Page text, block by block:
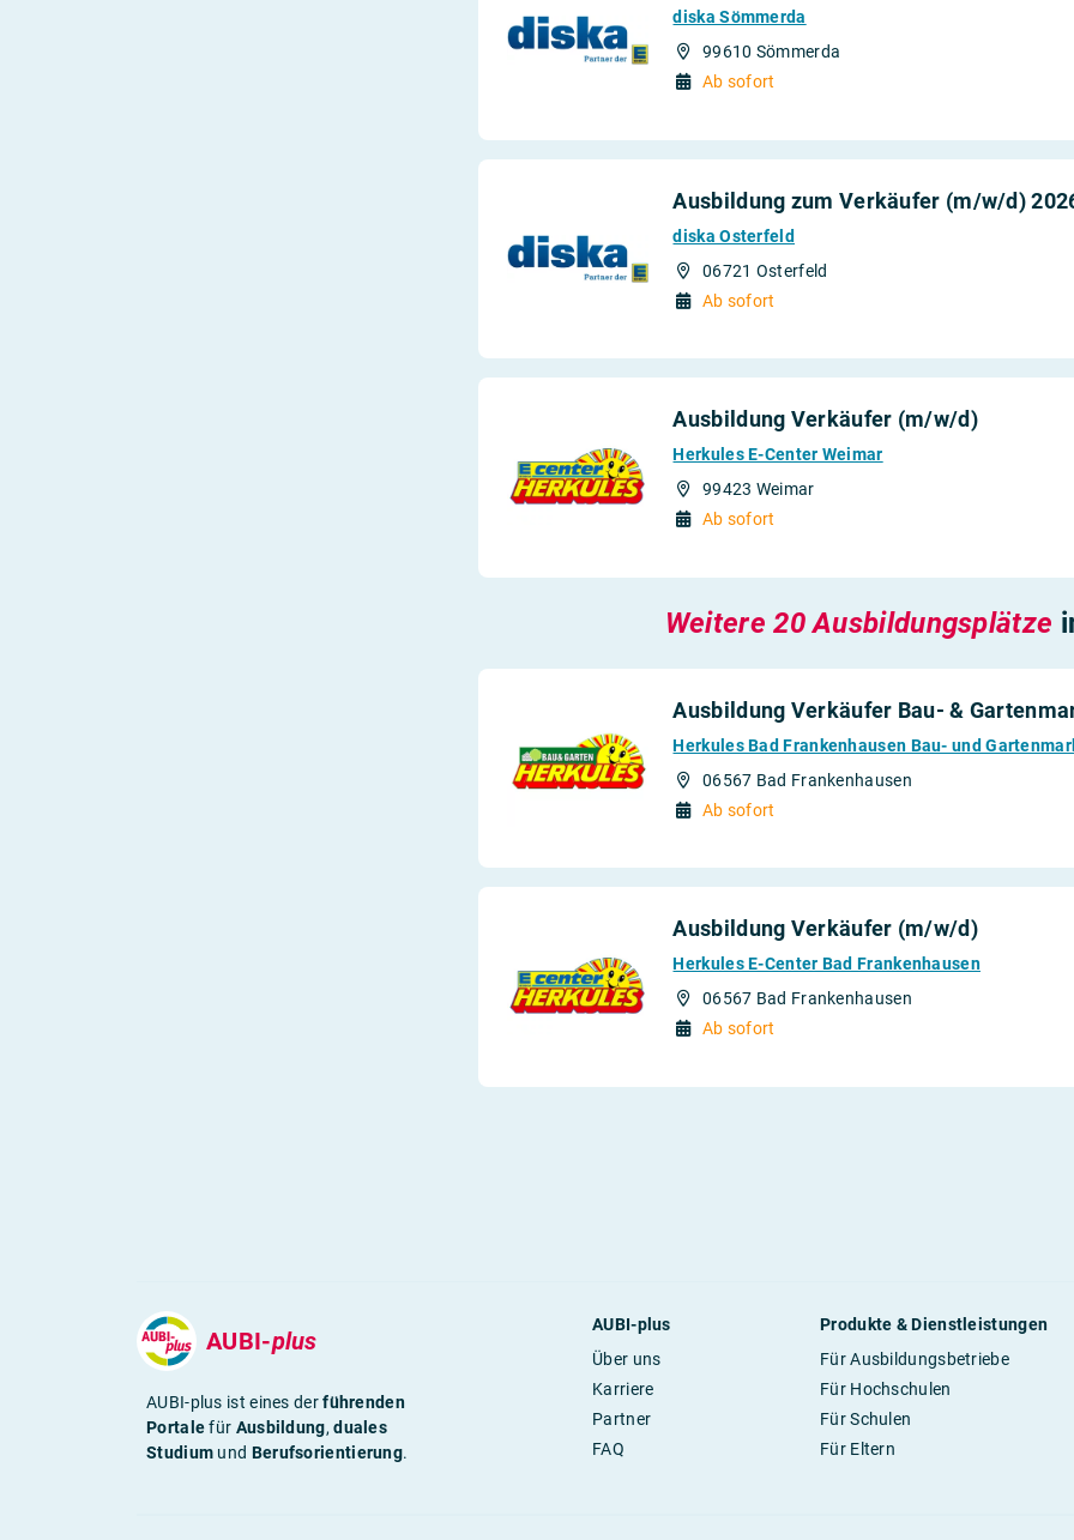
diska Sömmerda
99610 Sömmerda
Ab sofort
Ausbildung zum Verkäufer (m/w/d)
diska Osterfeld
06721 Osterfeld
Ab sofort
Ausbildung Verkäufer (m/w/d)
Herkules E-Center Weimar
99423 Weimar
Ab sofort
Weitere 20 Ausbildungsplätze
Ausbildung Verkäufer Bau- &
Herkules Bad Frankenhausen Bau- und
06567 Bad Frankenhausen
Ab sofort
Ausbildung Verkäufer (m/w/d)
Herkules E-Center Bad Frankenhausen
06567 Bad Frankenhausen
Ab sofort
AUBI-plus
AUBI-plus ist eines derführenden
Portalefür Ausbildung,duales
Studium und Berufsorientierung.
AUBI-plus
Über uns
Karriere
Partner
FAQ
Produkte & Dienstleistungen
Für Ausbildungsbetriebe
Für Hochschulen
Für Schulen
Für Eltern